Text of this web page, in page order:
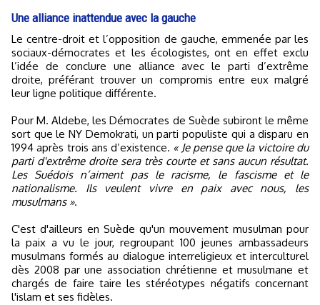
Une alliance inattendue avec la gauche
Le centre-droit et l’opposition de gauche, emmenée par les
sociaux-démocrates et les écologistes, ont en effet exclu
l’idée de conclure une alliance avec le parti d’extrême
droite, préférant trouver un compromis entre eux malgré
leur ligne politique différente.
Pour M. Aldebe, les Démocrates de Suède subiront le même
sort que le NY Demokrati, un parti populiste qui a disparu en
1994 après trois ans d’existence. « Je pense que la victoire du
parti d'extrême droite sera très courte et sans aucun résultat.
Les Suédois n’aiment pas le racisme, le fascisme et le
nationalisme. Ils veulent vivre en paix avec nous, les
musulmans ».
C'est d'ailleurs en Suède qu'un mouvement musulman pour
la paix a vu le jour, regroupant 100 jeunes ambassadeurs
musulmans formés au dialogue interreligieux et interculturel
dès 2008 par une association chrétienne et musulmane et
chargés de faire taire les stéréotypes négatifs concernant
l'islam et ses fidèles.